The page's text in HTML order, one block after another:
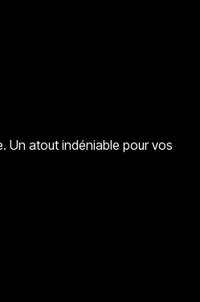
Un atout indéniable pour vos